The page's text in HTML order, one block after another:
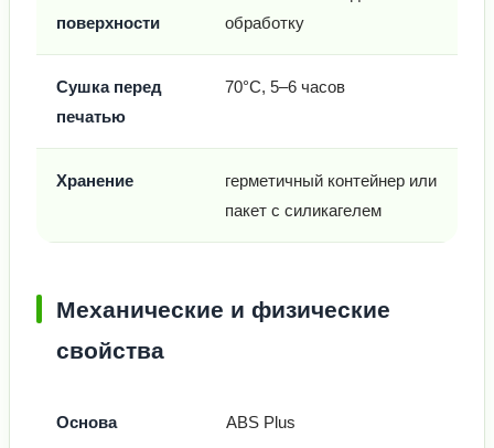
поверхности
обработку
Сушка перед
печатью
70°C, 5–6 часов
Хранение
герметичный контейнер или
пакет с силикагелем
Механические и физические
свойства
Основа ABS Plus